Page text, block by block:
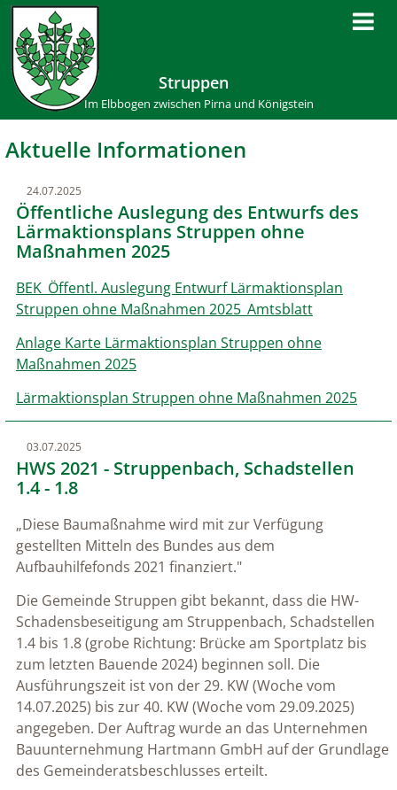
Struppen
Im Elbbogen zwischen Pirna und Königstein
Aktuelle Informationen
24.07.2025
Öffentliche Auslegung des Entwurfs des
Lärmaktionsplans Struppen ohne
Maßnahmen 2025
BEK_Öffentl. Auslegung Entwurf Lärmaktionsplan
Struppen ohne Maßnahmen 2025_Amtsblatt
Anlage Karte Lärmaktionsplan Struppen ohne
Maßnahmen 2025
Lärmaktionsplan Struppen ohne Maßnahmen 2025
03.07.2025
HWS 2021 - Struppenbach, Schadstellen
1.4 - 1.8
„Diese Baumaßnahme wird mit zur Verfügung
gestellten Mitteln des Bundes aus dem
Aufbauhilfefonds 2021 finanziert."
Die Gemeinde Struppen gibt bekannt, dass die HW-
Schadensbeseitigung am Struppenbach, Schadstellen
1.4 bis 1.8 (grobe Richtung: Brücke am Sportplatz bis
zum letzten Bauende 2024) beginnen soll. Die
Ausführungszeit ist von der 29. KW (Woche vom
14.07.2025) bis zur 40. KW (Woche vom 29.09.2025)
angegeben. Der Auftrag wurde an das Unternehmen
Bauunternehmung Hartmann GmbH auf der Grundlage
des Gemeinderatsbeschlusses erteilt.